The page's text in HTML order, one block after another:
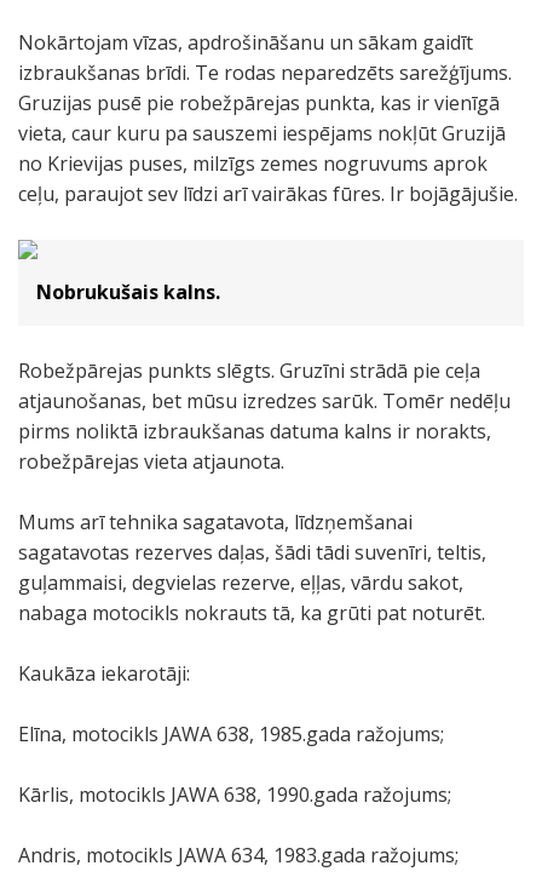
Nokārtojam vīzas, apdrošināšanu un sākam gaidīt
izbraukšanas brīdi. Te rodas neparedzēts sarežģījums.
Gruzijas pusē pie robežpārejas punkta, kas ir vienīgā
vieta, caur kuru pa sauszemi iespējams nokļūt Gruzijā
no Krievijas puses, milzīgs zemes nogruvums aprok
ceļu, paraujot sev līdzi arī vairākas fūres. Ir bojāgājušie.
Nobrukušais kalns.
Robežpārejas punkts slēgts. Gruzīni strādā pie ceļa
atjaunošanas, bet mūsu izredzes sarūk. Tomēr nedēļu
pirms noliktā izbraukšanas datuma kalns ir norakts,
robežpārejas vieta atjaunota.
Mums arī tehnika sagatavota, līdzņemšanai
sagatavotas rezerves daļas, šādi tādi suvenīri, teltis,
guļammaisi, degvielas rezerve, eļļas, vārdu sakot,
nabaga motocikls nokrauts tā, ka grūti pat noturēt.
Kaukāza iekarotāji:
Elīna, motocikls JAWA 638, 1985.gada ražojums;
Kārlis, motocikls JAWA 638, 1990.gada ražojums;
Andris, motocikls JAWA 634, 1983.gada ražojums;